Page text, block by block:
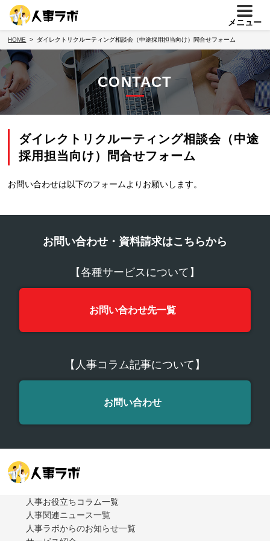
メニュー
HOME ダイレクトリクルーティング相談会（中途採用担当向け）問合せフォーム
CONTACT
ダイレクトリクルーティング相談会（中途
採用担当向け）問合せフォーム
お問い合わせは以下のフォームよりお願いします。
お問い合わせ・資料請求はこちらから
【各種サービスについて】
お問い合わせ先一覧
【人事コラム記事について】
お問い合わせ
人事お役立ちコラム一覧
人事関連ニュース一覧
人事ラボからのお知らせ一覧